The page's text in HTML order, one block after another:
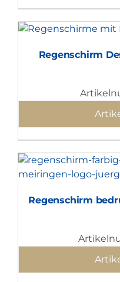
Regenschirm
Regenschirm